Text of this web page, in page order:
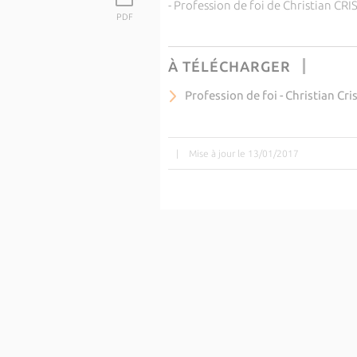
PDF
- Profession de foi de Christian
À TÉLÉCHARGER
Profession de foi - Christian
| Mise à jour le 13/01/2017